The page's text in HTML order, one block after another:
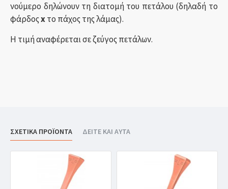
νούμερο δηλώνουν τη διατομή του πετάλου (δηλαδή το
φάρδοςxτο πάχος της λάμας).
Η τιμή αναφέρεται σε ζεύγος πετάλων.
ΣΧΕΤΙΚΑ ΠΡΟΪΟΝΤΑ ΔΕΙΤΕ ΚΑΙ ΑΥΤΑ